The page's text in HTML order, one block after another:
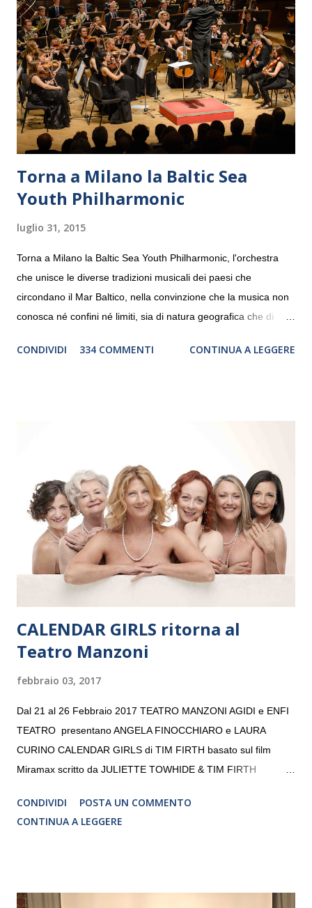
Torna a Milano la Baltic Sea
Youth Philharmonic
luglio 31, 2015
Torna a Milano la Baltic Sea Youth Philharmonic, l'orchestra
che unisce le diverse tradizioni musicali dei paesi che
circondano il Mar Baltico, nella convinzione che la musica non
conosca né confini né limiti, sia di natura geografica che di
debutterà il 10 settembre a Heiden, in Germania, e toccherà, in
“Settembre dell’Accademia” dove si esibirà per il secondo anno
consecutivo. Il pubblico milanese avrà il piacere di applaudire i
giovani artisti della Baltic Sea Youth Philharmonic per la quarta
volta. L’orchestra, fondata nel 2008 da Kristjan Järvi (affiancato
da un prestigioso consiglio di consulent...
CONDIVIDI 334 COMMENTI CONTINUA A LEGGERE
CALENDAR GIRLS ritorna al
Teatro Manzoni
febbraio 03, 2017
Dal 21 al 26 Febbraio 2017 TEATRO MANZONI AGIDI e ENFI
TEATRO presentano ANGELA FINOCCHIARO e LAURA
CURINO CALENDAR GIRLS di TIM FIRTH basato sul film
Miramax scritto da JULIETTE TOWHIDE & TIM FIRTH
CRISTINA PEZZOLI
CONDIVIDI
POSTA UN COMMENTO
CONTINUA A LEGGERE